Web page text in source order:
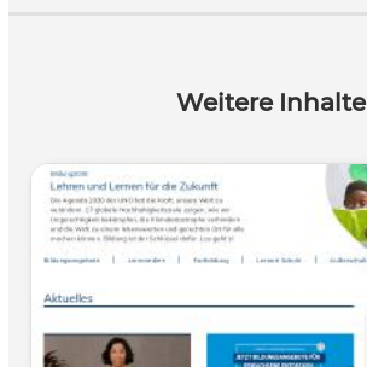
Weitere Inhalte